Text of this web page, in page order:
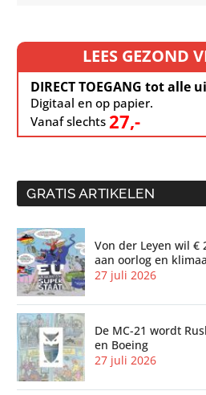
LEES GEZOND
DIRECT TOEGANG tot alle
Digitaal en op papier.
Vanaf slechts 27,-
GRATIS ARTIKELEN
Von der Leyen wil €
aan oorlog en
27 juli 2026
De MC-21 wordt
en Boeing
27 juli 2026